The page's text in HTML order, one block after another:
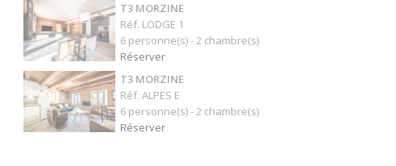
T3 MORZINE
Réf. LODGE 1
6 personne(s) - 2 chambre(s)
Réserver
T3 MORZINE
Réf. ALPES E
6 personne(s) - 2 chambre(s)
Réserver